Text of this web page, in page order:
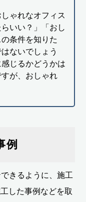
しゃれなオフィス
いい？」「おし
条件を知りた
ないでしょう
じるかどうかは
が、おしゃれ
例
きるように、施工
した事例などを取